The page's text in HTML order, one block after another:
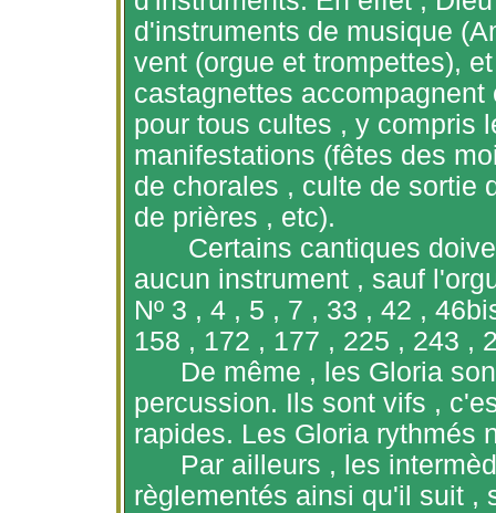
d'instruments de musique
vent (orgue et trompettes),
castagnettes
pour tous cultes , y compris
manifestations (fêtes des
de chorales , culte de sortie
de prières , etc).
Certains cantiques
aucun instrument , sauf
Nº 3 , 4 , 5 , 7 , 33 , 42 ,
158 , 172 , 177 , 225 , 243 ,
De même , les Gloria
percussion. Ils sont vifs ,
rapides. Les Gloria rythmés
Par ailleurs , les
règlementés ainsi qu'il suit ,